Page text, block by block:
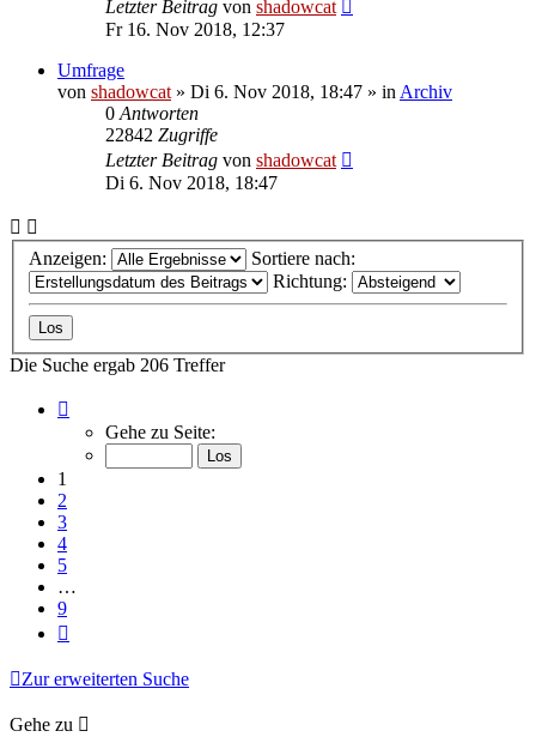
Letzter Beitrag von shadowcat
Fr 16. Nov 2018, 12:37
Umfrage
von shadowcat » Di 6. Nov 2018, 18:47 » in Archiv
0 Antworten
22842 Zugriffe
Letzter Beitrag von shadowcat
Di 6. Nov 2018, 18:47
Anzeigen:
Sortiere nach:
Richtung:
Die Suche ergab 206 Treffer
von
Gehe zu Seite:
1
2
3
4
5
…
9
Zur erweiterten Suche
Gehe zu